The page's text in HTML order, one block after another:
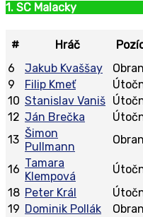
1. SC Malacky
# Hráč
6
Jakub Kvaššay
9
Filip Kmeť
10 Stanislav Vaniš
12 Ján Brečka
13 Šimon
Pullmann
16 Tamara
Klempová
18 Peter Král
19 Dominik Pollák